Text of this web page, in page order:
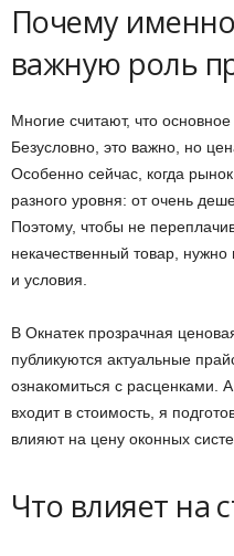
Почему
важную роль
Многие считают, что
Безусловно, это важно, но
Особенно сейчас, когда
разного уровня: от очень
Поэтому, чтобы не
некачественный товар,
и условия.
В Окнатек прозрачная
публикуются актуальные
ознакомиться с расценками.
входит в стоимость, я
влияют на цену оконных
Что влияет на